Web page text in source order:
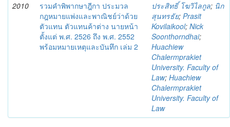
2010
รวมคำพิพากษาฎีกา ประมวล
กฎหมายแพ่งและพาณิชย์ว่าด้วย
ตัวแทน ตัวแทนค้าต่าง นายหน้า
ตั้งแต่ พ.ศ. 2526 ถึง พ.ศ. 2552
พร้อมหมายเหตุและบันทึก เล่ม 2
ประสิทธิ์ โฆวิไลกูล; นิก
สุนทรธัย; Prasit
Kovilaikool; Nick
Soonthorndhai;
Huachiew
Chalermprakiet
University. Faculty of
Law; Huachiew
Chalermprakiet
University. Faculty of
Law